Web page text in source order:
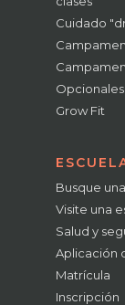
Cuidado
Opcionales
Grow Fit
Busque
Visite una
Salud y
Aplicación
Matrícula
Inscripción